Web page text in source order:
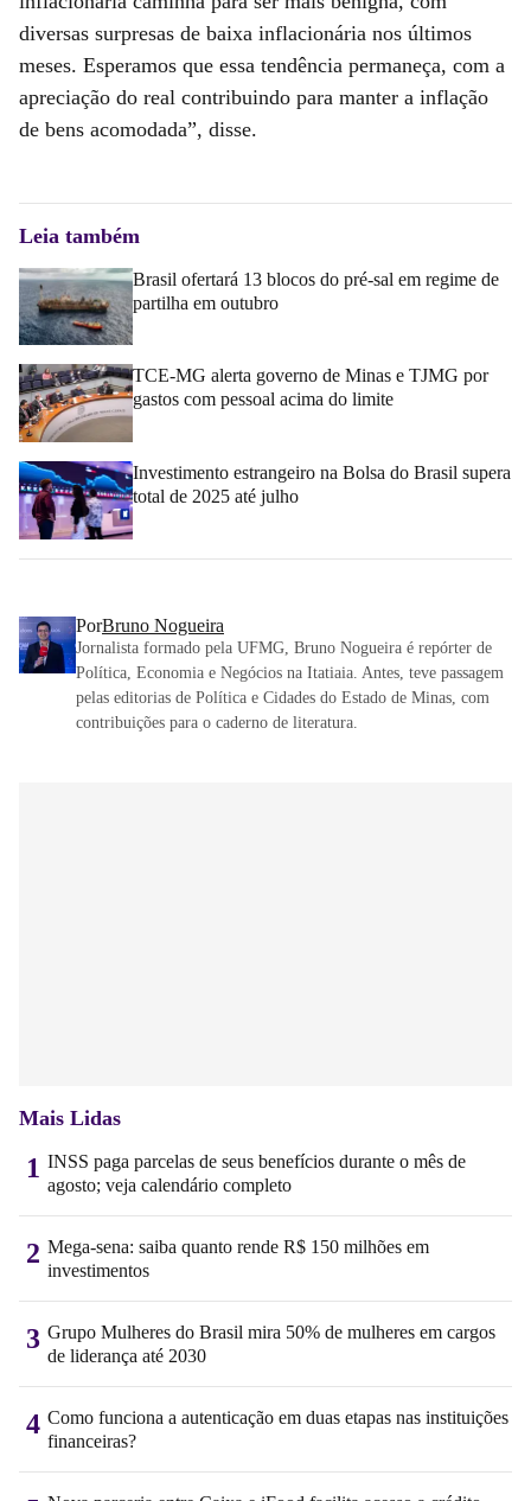
diversas surpresas de baixa inflacionária nos últimos
meses. Esperamos que essa tendência permaneça, com a
apreciação do real contribuindo para manter a inflação
de bens acomodada”, disse.
Leia também
Brasil ofertará 13 blocos do pré-sal em regime de
partilha em outubro
TCE-MG alerta governo de Minas e TJMG por
gastos com pessoal acima do limite
Investimento estrangeiro na Bolsa do Brasil supera
total de 2025 até julho
PorBruno Nogueira
Jornalista formado pela UFMG, Bruno Nogueira é repórter de
Política, Economia e Negócios na Itatiaia. Antes, teve passagem
pelas editorias de Política e Cidades do Estado de Minas, com
contribuições para o caderno de literatura.
Mais Lidas
1 INSS paga parcelas de seus benefícios durante o mês de
agosto; veja calendário completo
2 Mega-sena: saiba quanto rende R$ 150 milhões em
investimentos
3 Grupo Mulheres do Brasil mira 50% de mulheres em cargos
de liderança até 2030
4 Como funciona a autenticação em duas etapas nas instituições
financeiras?